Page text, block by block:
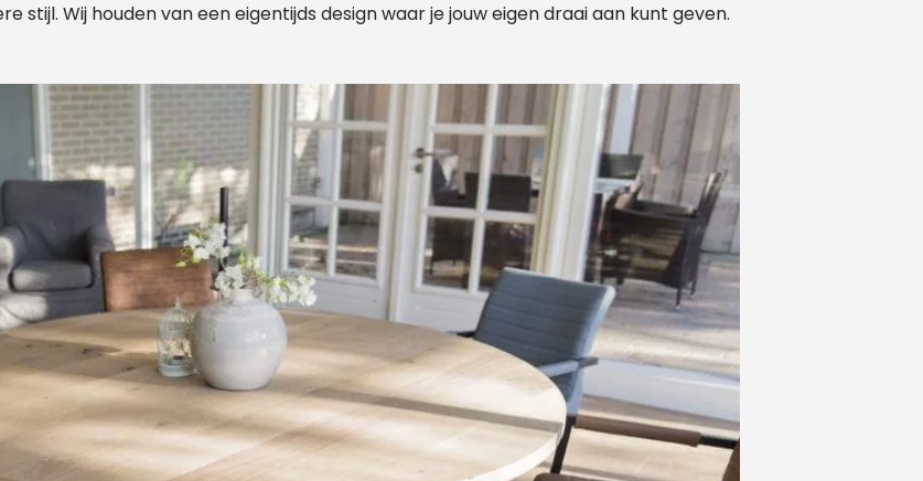
stijl. Wij houden van een eigentijds design waar je jouw eigen draai aan kunt geven.